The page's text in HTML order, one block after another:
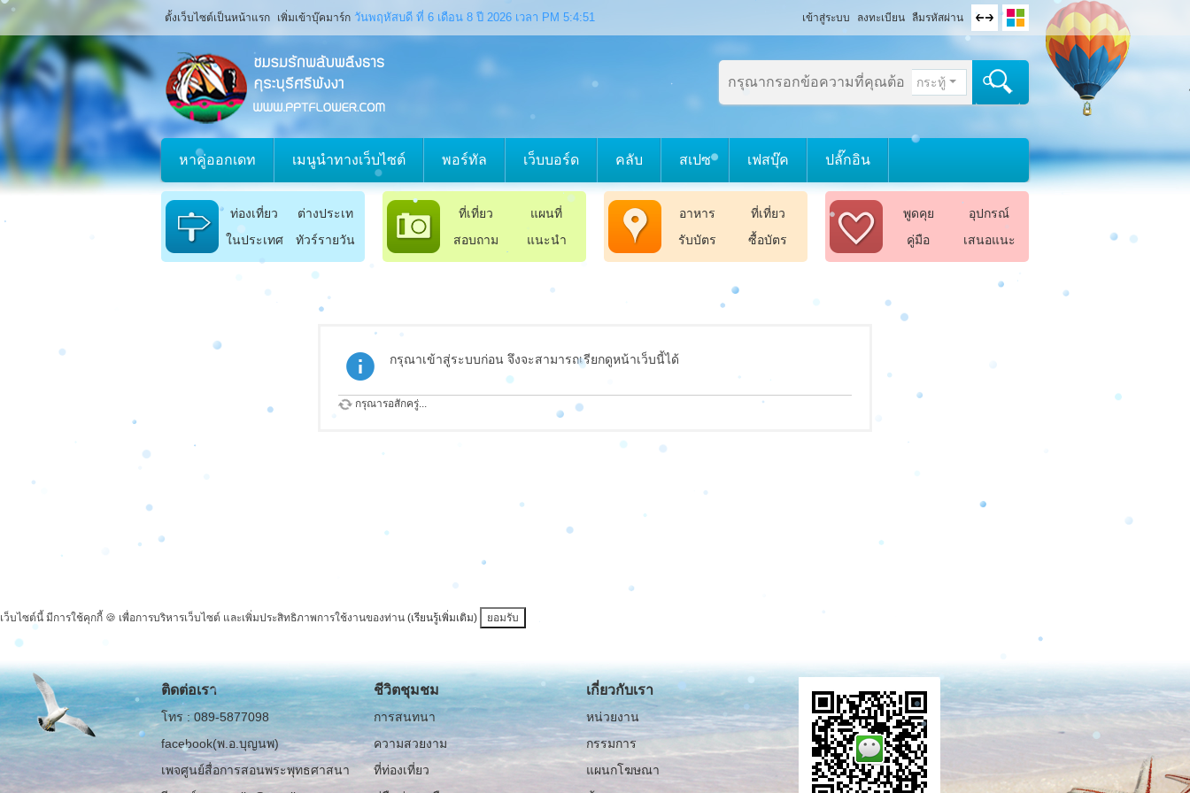
ตั้งเว็บไซต์เป็นหน้าแรก เพิ่มเข้าบุ๊คมาร์ก วันพฤหัสบดี ที่ 6 เดือน 8 ปี 2026 เวลา PM 5:4:52 เข้าสู่ระบบ ลงทะเบียน ลืมรหัสผ่าน
กระทู้
หาคู่ออกเดท เมนูนำทางเว็บไซต์ พอร์ทัล เว็บบอร์ด คลับ สเปซ เฟสบุ๊ค ปลั๊กอิน
ท่องเที่ยว
ต่างประเท
ศ
ในประเทศ ทัวร์รายวัน
ที่เที่ยว
แผนที่
สอบถาม
แนะนำ
อาหาร
ที่เที่ยว
รับบัตร
ซื้อบัตร
พูดคุย
อุปกรณ์
คู่มือ
เสนอแนะ
กรุณาเข้าสู่ระบบก่อน จึงจะสามารถเรียกดูหน้าเว็บนี้ได้
กรุณารอสักครู่...
เว็บไซต์นี้ มีการใช้คุกกี้ 🍪 เพื่อการบริหารเว็บไซต์ และเพิ่มประสิทธิภาพการใช้งานของท่าน (เรียนรู้เพิ่มเติม) ยอมรับ
ติดต่อเรา
โทร : 089-5877098
facebook(พ.อ.บุญนพ)
เพจศูนย์สื่อการสอนพระพุทธศาสนา
ชีวิตชุมชม
การสนทนา
ความสวยงาม
ที่ท่องเที่ยว
เกี่ยวกับเรา
หน่วยงาน
กรรมการ
แผนกโฆษณา